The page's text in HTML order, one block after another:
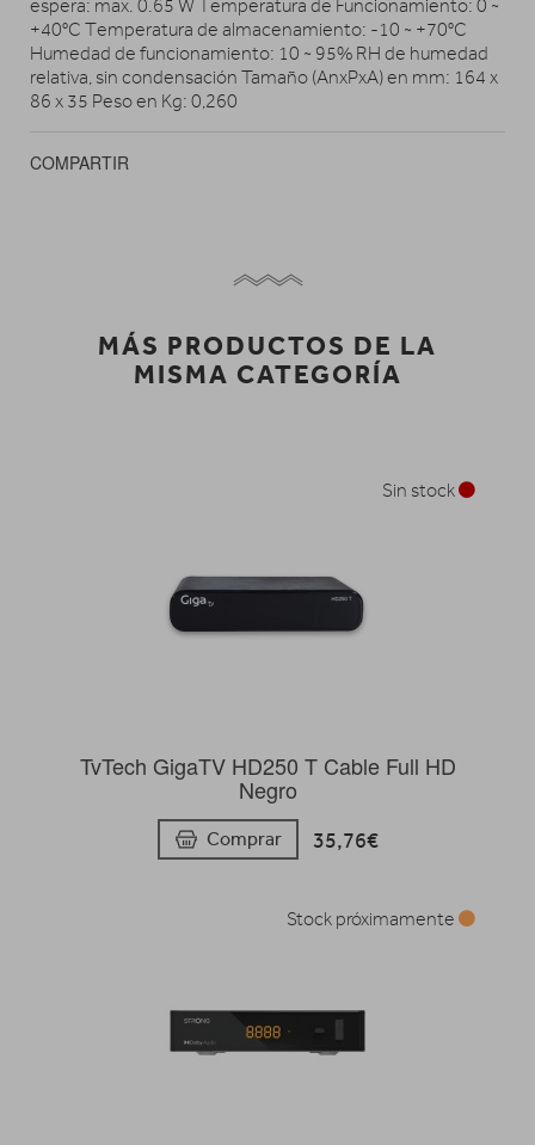
espera: max. 0.65 W Temperatura de Funcionamiento: 0 ~
+40°C Temperatura de almacenamiento: -10 ~ +70°C
Humedad de funcionamiento: 10 ~ 95% RH de humedad
relativa, sin condensación Tamaño (AnxPxA) en mm: 164 x
86 x 35 Peso en Kg: 0,260
COMPARTIR
MÁS PRODUCTOS DE LA
MISMA CATEGORÍA
TvTech GigaTV HD250 T Cable Full HD
Negro
Comprar 35,76€
Sin stock
Stock próximamente